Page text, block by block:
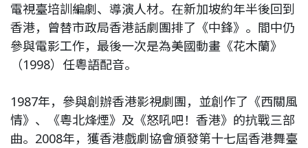
電視臺培訓編劇、導演人材。在新加坡約年半後回到
香港，曾替市政局香港話劇團排了《中鋒》。間中仍
參與電影工作，最後一次是為美國動畫《花木蘭》
（1998）任粵語配音。
1987年，參與創辦香港影視劇團，並創作了《西關風
情》、《粵北烽煙》及《怒吼吧！香港》的抗戰三部
曲。2008年，獲香港戲劇協會頒發第十七屆香港舞臺